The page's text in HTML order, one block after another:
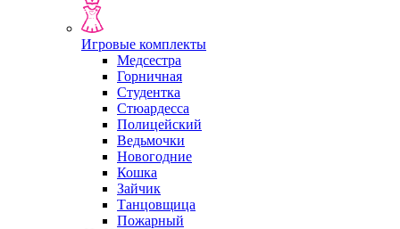
Игровые комплекты
Медсестра
Горничная
Студентка
Стюардесса
Полицейский
Ведьмочки
Новогодние
Кошка
Зайчик
Танцовщица
Пожарный